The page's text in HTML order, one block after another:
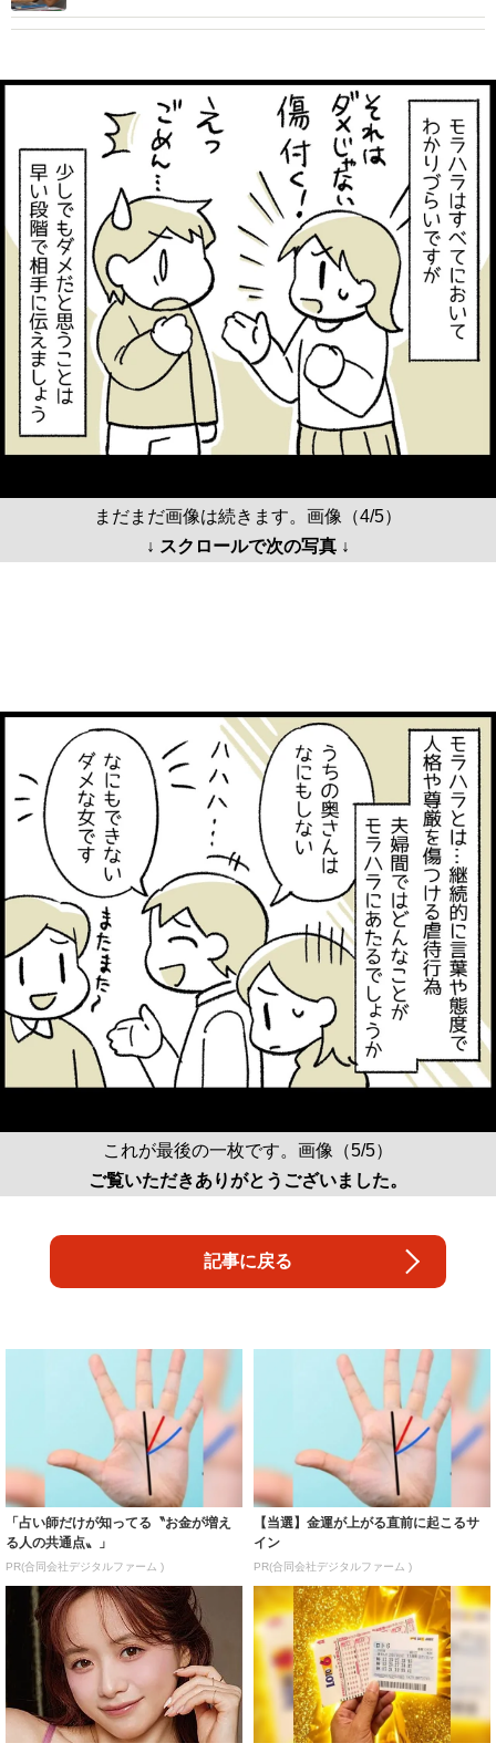
まだまだ画像は続きます。画像（4/5）
↓ スクロールで次の写真 ↓
これが最後の一枚です。画像（5/5）
ご覧いただきありがとうございました。
記事に戻る
「占い師だけが知ってる〝お金が増え
る人の共通点〟」
PR(合同会社デジタルファーム )
【当選】金運が上がる直前に起こるサ
イン
PR(合同会社デジタルファーム )